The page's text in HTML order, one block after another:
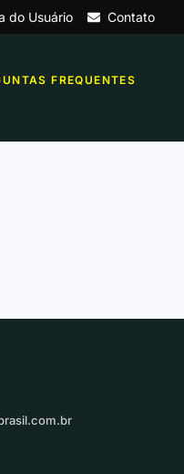
do Usuário Contato
FREQUENTES